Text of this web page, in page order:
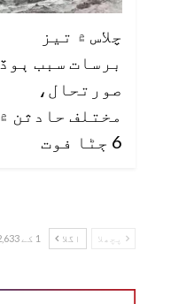
چلاس ۾ تيز
برسات سبب ٻوڏ
صورتحال،
مختلف حادثن ۾
6 ڄڻا فوت
پچھلا اگلا 1 کے 2,633